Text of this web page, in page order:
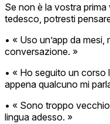
Se non è la vostra
tedesco, potresti
• « Uso un’app da
conversazione. »
• « Ho seguito un corso
appena qualcuno mi
• « Sono troppo
lingua adesso. »